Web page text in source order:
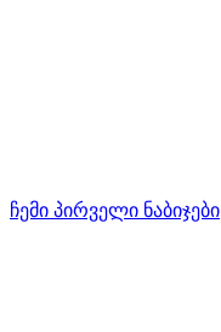
ჩემი პირველი ნაბიჯები